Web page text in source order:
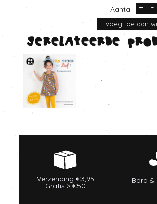
Aantal + -
Gerelateerde
Verzending €3,95
Gratis > €50
Bora &